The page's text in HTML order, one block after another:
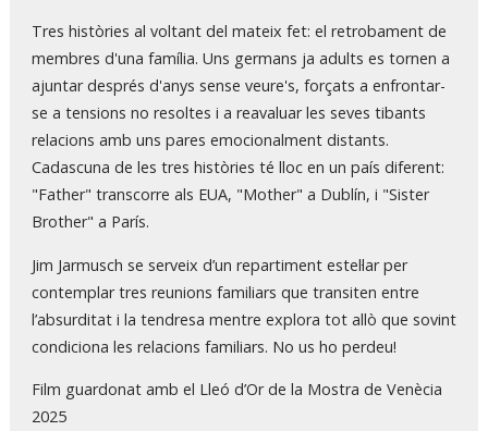
Tres històries al voltant del mateix fet: el retrobament de
membres d'una família. Uns germans ja adults es tornen a
ajuntar després d'anys sense veure's, forçats a enfrontar-
se a tensions no resoltes i a reavaluar les seves tibants
relacions amb uns pares emocionalment distants.
Cadascuna de les tres històries té lloc en un país diferent:
"Father" transcorre als EUA, "Mother" a Dublín, i "Sister
Brother" a París.
Jim Jarmusch se serveix d’un repartiment estel·lar per
contemplar tres reunions familiars que transiten entre
l’absurditat i la tendresa mentre explora tot allò que sovint
condiciona les relacions familiars. No us ho perdeu!
Film guardonat amb el Lleó d’Or de la Mostra de Venècia
2025